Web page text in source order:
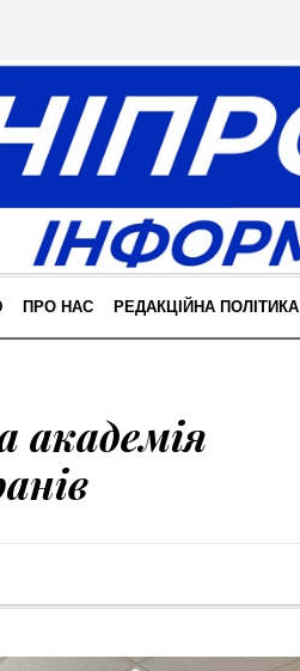
ПРО НАС РЕДАКЦІЙНА ПОЛІТИКА
академія